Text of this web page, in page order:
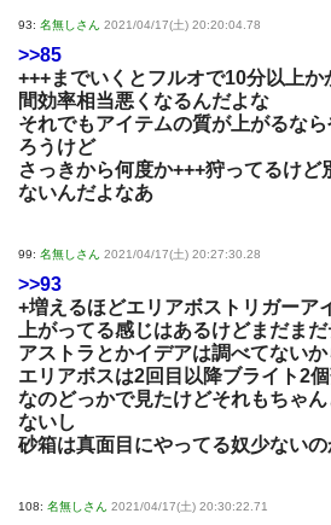
93: 名無しさん 2021/04/17(土) 20:20:04.78
>>85
+++までいくとフルオで10分以上
間効率相当悪くなるんだよな
それでもアイテムの質が上がるな
ろうけど
さっきから何度か+++狩ってるけど
ないんだよなあ
99: 名無しさん 2021/04/17(土) 20:27:30.28
>>93
+増えるほどエリアボストリガーア
上がってる感じはあるけどまだま
アストラとかイデアは調べてない
エリアボスは2回目以降ブライト2
なのどっかで見たけどそれもちゃ
ないし
砂箱は真面目にやってる奴少ない
108: 名無しさん 2021/04/17(土) 20:30:22.71